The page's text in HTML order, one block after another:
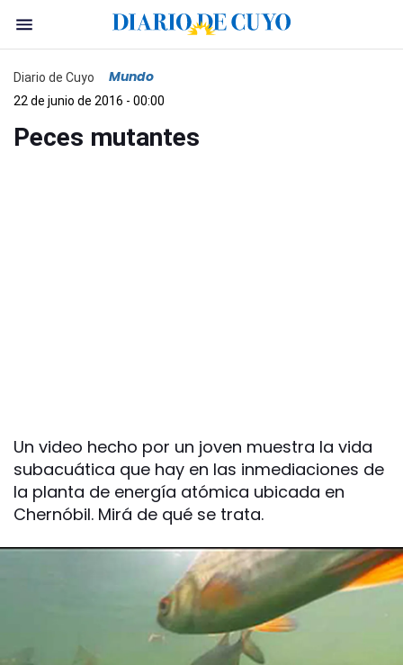
Diario de Cuyo Mundo
22 de junio de 2016 - 00:00
Peces mutantes
Un video hecho por un joven muestra la vida
subacuática que hay en las inmediaciones de
la planta de energía atómica ubicada en
Chernóbil. Mirá de qué se trata.